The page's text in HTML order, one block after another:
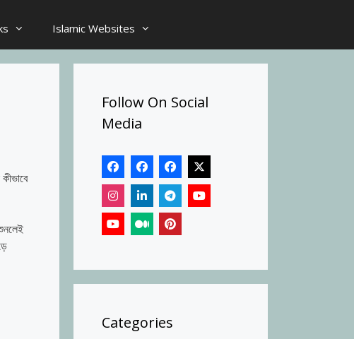
Islamic Websites
Follow On Social
Media
Categories